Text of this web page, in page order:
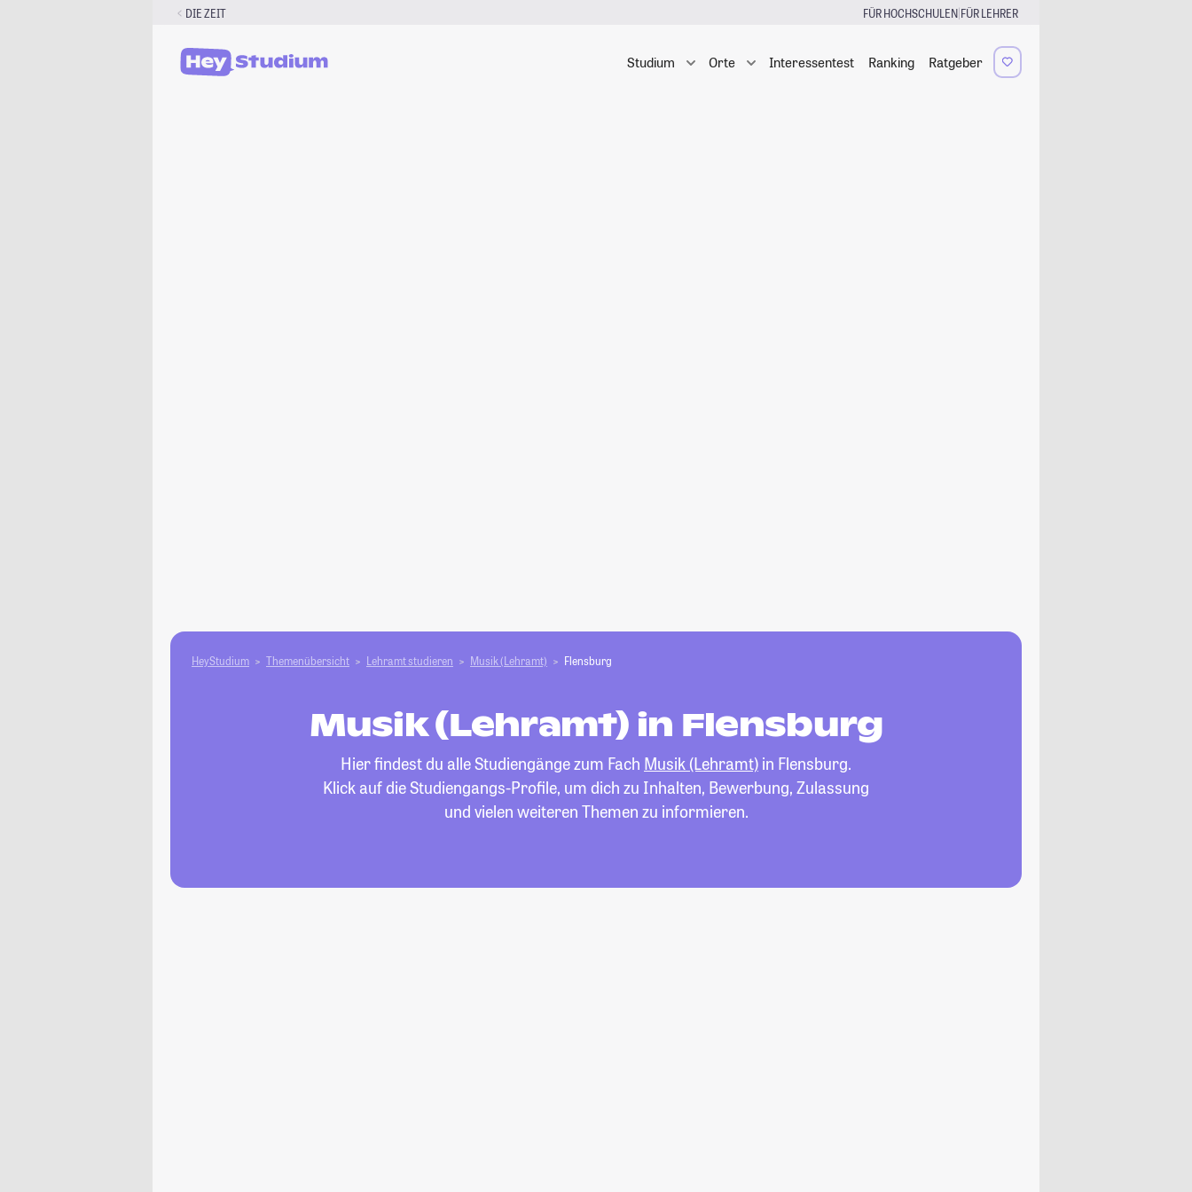
DIE ZEIT FÜR HOCHSCHULEN|FÜR LEHRER
Studium Orte Interessentest Ranking Ratgeber
HeyStudium Themenübersicht Lehramt studieren Musik (Lehramt) Flensburg
Musik (Lehramt) in Flensburg
Hier findest du alle Studiengänge zum Fach Musik (Lehramt) in Flensburg.
Klick auf die Studiengangs-Profile, um dich zu Inhalten, Bewerbung, Zulassung
und vielen weiteren Themen zu informieren.